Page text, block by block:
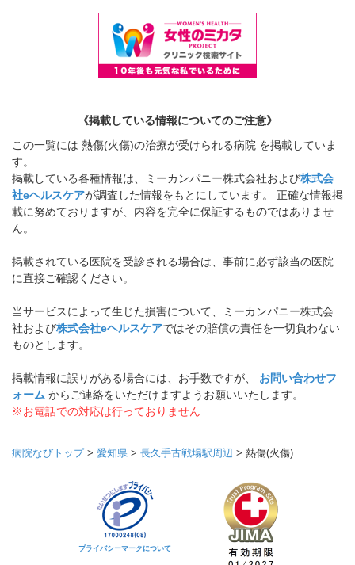
《掲載している情報についてのご注意》
この一覧には 熱傷(火傷)の治療が受けられる病院 を掲載していま
す。
掲載している各種情報は、ミーカンパニー株式会社および株式会
社eヘルスケアが調査した情報をもとにしています。 正確な情報掲
載に努めておりますが、内容を完全に保証するものではありませ
ん。
掲載されている医院を受診される場合は、事前に必ず該当の医院
に直接ご確認ください。
当サービスによって生じた損害について、ミーカンパニー株式会
社および株式会社eヘルスケアではその賠償の責任を一切負わない
ものとします。
掲載情報に誤りがある場合には、お手数ですが、 お問い合わせフ
ォーム からご連絡をいただけますようお願いいたします。
※お電話での対応は行っておりません
病院なびトップ> 愛知県 > 長久手古戦場駅周辺 > 熱傷(火傷)
プライバシーマークについて